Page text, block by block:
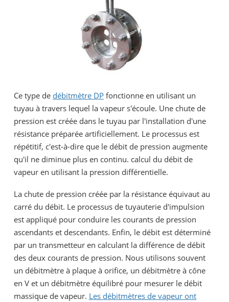
Ce type de débitmètre DP fonctionne en utilisant un
tuyau à travers lequel la vapeur s'écoule. Une chute de
pression est créée dans le tuyau par l'installation d'une
résistance préparée artificiellement. Le processus est
répétitif, c'est-à-dire que le débit de pression augmente
qu'il ne diminue plus en continu. calcul du débit de
vapeur en utilisant la pression différentielle.
La chute de pression créée par la résistance équivaut au
carré du débit. Le processus de tuyauterie d'impulsion
est appliqué pour conduire les courants de pression
ascendants et descendants. Enfin, le débit est déterminé
par un transmetteur en calculant la différence de débit
des deux courants de pression. Nous utilisons souvent
un débitmètre à plaque à orifice, un débitmètre à cône
en V et un débitmètre équilibré pour mesurer le débit
massique de vapeur. Les débitmètres de vapeur ont